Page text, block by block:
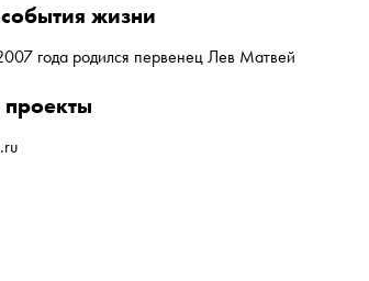
жизни
года родился первенец Лев Матвей
проекты